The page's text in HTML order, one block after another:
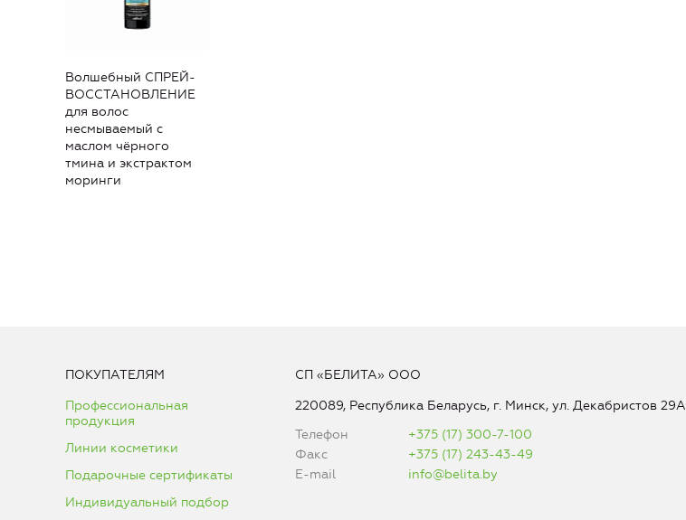
Волшебный СПРЕЙ-
ВОССТАНОВЛЕНИЕ
для волос
несмываемый с
маслом чёрного
тмина и экстрактом
моринги
ПОКУПАТЕЛЯМ
Профессиональная
продукция
Линии косметики
Подарочные сертификаты
Индивидуальный подбор
СП «БЕЛИТА» ООО
220089, Республика Беларусь, г. Минск, ул. Декабристов 29А
Телефон
+375 (17) 300-7-100
Факс
+375 (17) 243-43-49
E-mail
info@belita.by